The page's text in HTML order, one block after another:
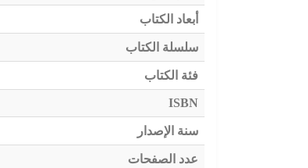
أبعاد الكتاب
سلسلة الكتاب
فئة الكتاب
ISBN
سنة الإصدار
عدد الصفحات